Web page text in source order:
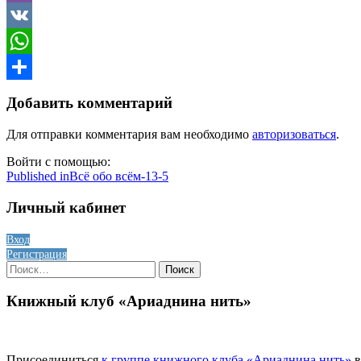
Viber
VK
WhatsApp
Добавить комментарий
Для отправки комментария вам необходимо авторизоваться.
Войти с помощью:
Навигация
по
Published inВсё обо всём-13-5
Личный кабинет
Вход
Регистрация
Найти:
Книжный клуб «Ариаднина нить»